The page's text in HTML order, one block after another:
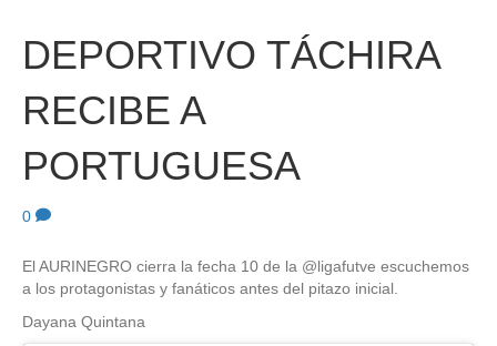
DEPORTIVO TÁCHIRA
RECIBE A
PORTUGUESA
0
El AURINEGRO cierra la fecha 10 de la @ligafutve escuchemos
a los protagonistas y fanáticos antes del pitazo inicial.
Dayana Quintana